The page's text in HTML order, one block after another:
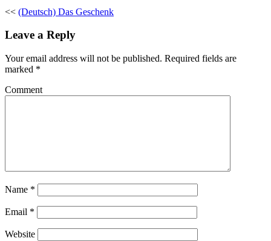
<< (Deutsch) Das Geschenk
Leave a Reply
Your email address will not be published. Required fields are
marked *
Comment
Name *
Email *
Website